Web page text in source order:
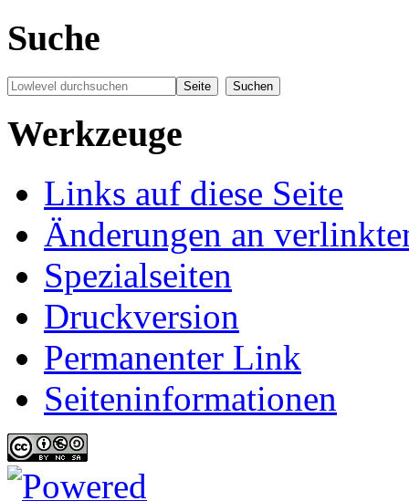
Suche
Werkzeuge
Links auf diese Seite
Änderungen an
Spezialseiten
Druckversion
Permanenter Link
Seiten­informationen